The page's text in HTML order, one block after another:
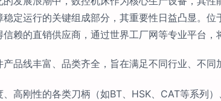
定运行的关键组成部分，其重要性日益凸显。
赖的直销供应商，通过世界工厂网等专业平台，
品线丰富、品类齐全，旨在满足不同行业、不
、高刚性的各类刀柄（如BT、HSK、CAT等系列